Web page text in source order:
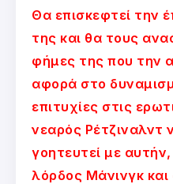
Θα επισκεφτεί την
της και θα τους
φήμες της που την
αφορά στο
επιτυχίες στις
νεαρός Ρέτζιναλντ
γοητευτεί με
λόρδος Μάνινγκ